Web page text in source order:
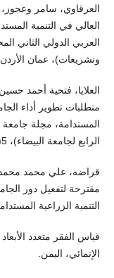
العالي في التنمية
العربي الدولي الثاني
وتشريعات)، عمان
متطلبات تطوير أداء
المستدامة، مجلة جامعة
الرابع لجامعة البيضاء)، 5(4)، اليمن.
مقترحة لتفعيل دور
التنمية الزراعية المستدامة،
الإنمائي، اليمن.